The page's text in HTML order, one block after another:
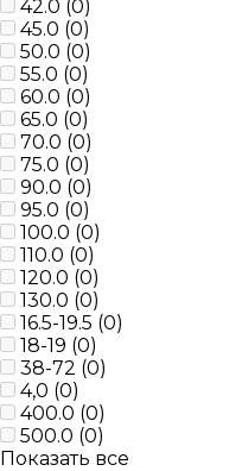
42.0 (0)
45.0 (0)
50.0 (0)
55.0 (0)
60.0 (0)
65.0 (0)
70.0 (0)
75.0 (0)
90.0 (0)
95.0 (0)
100.0 (0)
110.0 (0)
120.0 (0)
130.0 (0)
16.5-19.5 (0)
18-19 (0)
38-72 (0)
4,0 (0)
400.0 (0)
500.0 (0)
Показать все